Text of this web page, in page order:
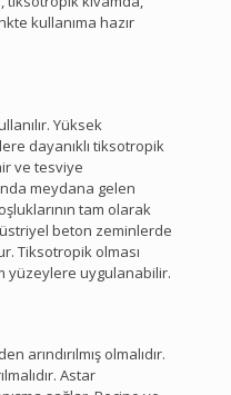
kullanıma hazır
Yüksek
dayanıklı tiksotropik
ve tesviye
meydana gelen
tam olarak
beton zeminlerde
Tiksotropik olması
yüzeylere uygulanabilir.
arındırılmış olmalıdır.
Astar